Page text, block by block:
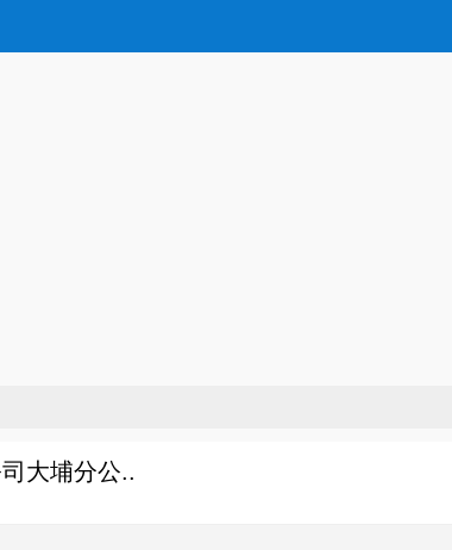
大埔分公..